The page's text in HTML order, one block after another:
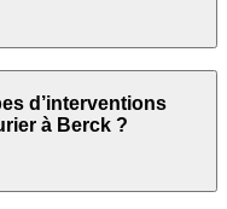
d’interventions
à Berck ?